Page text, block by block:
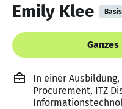
Emily Klee Basis
In einer
Procurement, ITZ